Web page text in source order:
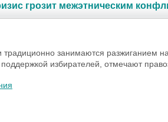
грозит межэтническим
традиционно занимаются разжиганием
избирателей, отмечают